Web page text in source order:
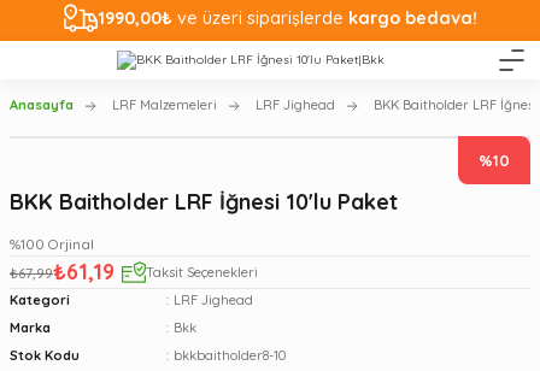
1990,00₺ ve üzeri siparişlerde kargo bedava!
Anasayfa LRF Malzemeleri LRF Jighead BKK Baitholder LRF İğnesi
%10
BKK Baitholder LRF İğnesi 10'lu Paket
%100 Orjinal
₺67,99₺61,19
Taksit Seçenekleri
Kategori
LRF Jighead
Marka
Bkk
Stok Kodu
bkkbaitholder8-10